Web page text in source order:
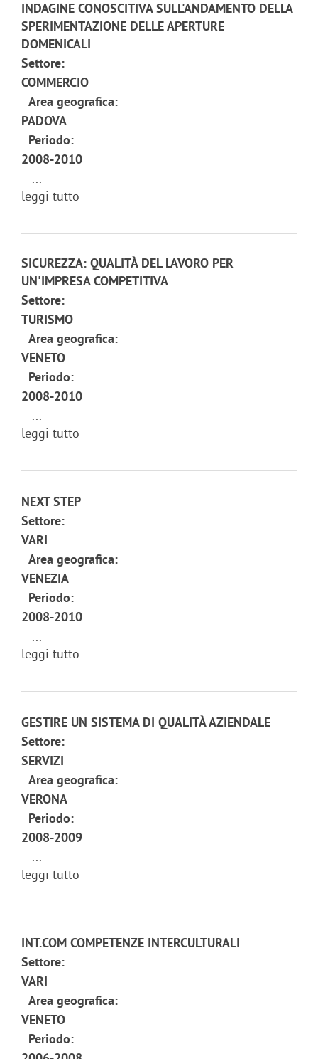
INDAGINE CONOSCITIVA SULL'ANDAMENTO DELLA
SPERIMENTAZIONE DELLE APERTURE
DOMENICALI
Settore:
COMMERCIO
Area geografica:
PADOVA
Periodo:
2008-2010
...
leggi tutto
SICUREZZA: QUALITÀ DEL LAVORO PER
UN'IMPRESA COMPETITIVA
Settore:
TURISMO
Area geografica:
VENETO
Periodo:
2008-2010
...
leggi tutto
NEXT STEP
Settore:
VARI
Area geografica:
VENEZIA
Periodo:
2008-2010
...
leggi tutto
GESTIRE UN SISTEMA DI QUALITÀ AZIENDALE
Settore:
SERVIZI
Area geografica:
VERONA
Periodo:
2008-2009
...
leggi tutto
INT.COM COMPETENZE INTERCULTURALI
Settore:
VARI
Area geografica:
VENETO
Periodo: